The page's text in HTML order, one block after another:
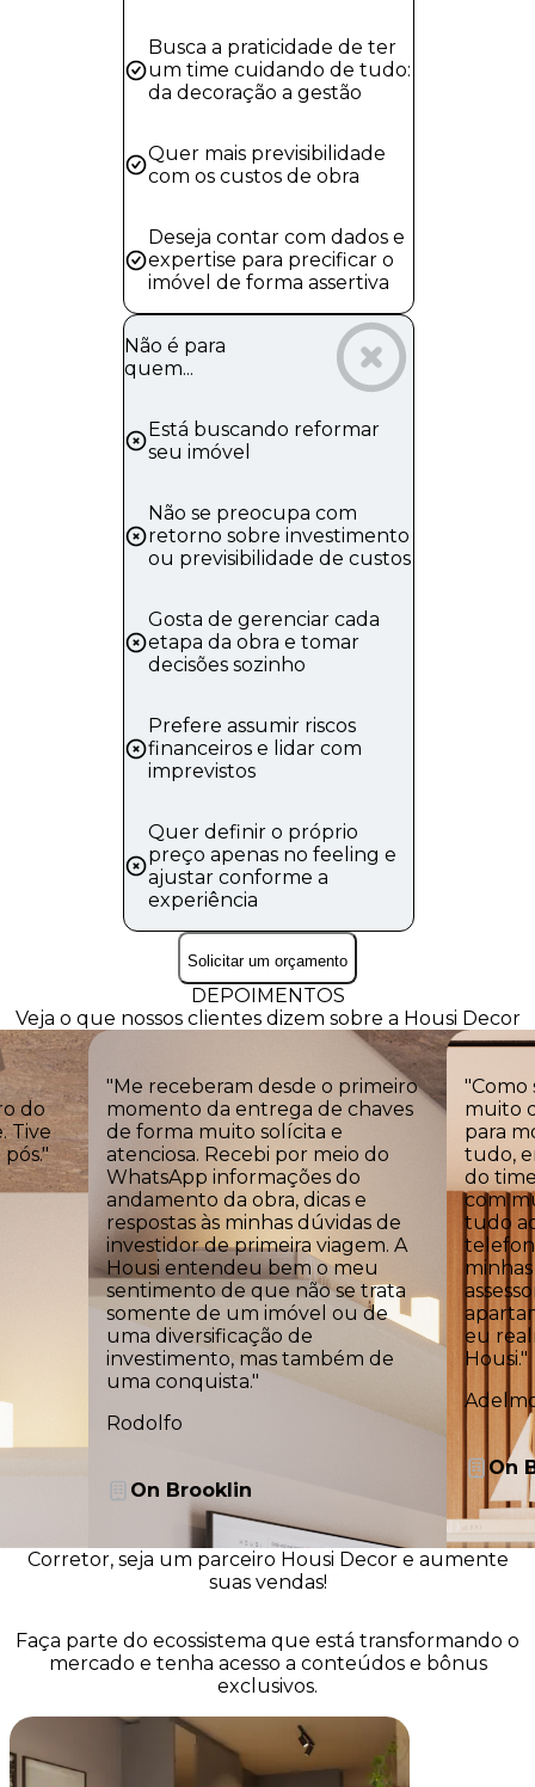
Busca a praticidade de ter
um time cuidando de tudo:
da decoração a gestão
Quer mais previsibilidade
com os custos de obra
Deseja contar com dados e
expertise para precificar o
imóvel de forma assertiva
Não é para
quem...
Está buscando reformar
seu imóvel
Não se preocupa com
retorno sobre investimento
ou previsibilidade de custos
Gosta de gerenciar cada
etapa da obra e tomar
decisões sozinho
Prefere assumir riscos
financeiros e lidar com
imprevistos
Quer definir o próprio
preço apenas no feeling e
ajustar conforme a
experiência
Solicitar um orçamento
DEPOIMENTOS
Veja o que nossos clientes dizem sobre a Housi Decor
do
Tive
"Me receberam desde o primeiro
momento da entrega de chaves
de forma muito solícita e
atenciosa. Recebi por meio do
WhatsApp informações do
andamento da obra, dicas e
respostas às minhas dúvidas de
investidor de primeira viagem. A
Housi entendeu bem o meu
sentimento de que não se trata
somente de um imóvel ou de
uma diversificação de
investimento, mas também de
uma conquista."
Rodolfo
On Brooklin
"Como
muito
para
tudo,
do
com
tudo
eu
Housi."
On
Corretor, seja um parceiro Housi Decor e aumente
suas vendas!
Faça parte do ecossistema que está transformando o
mercado e tenha acesso a conteúdos e bônus
exclusivos.